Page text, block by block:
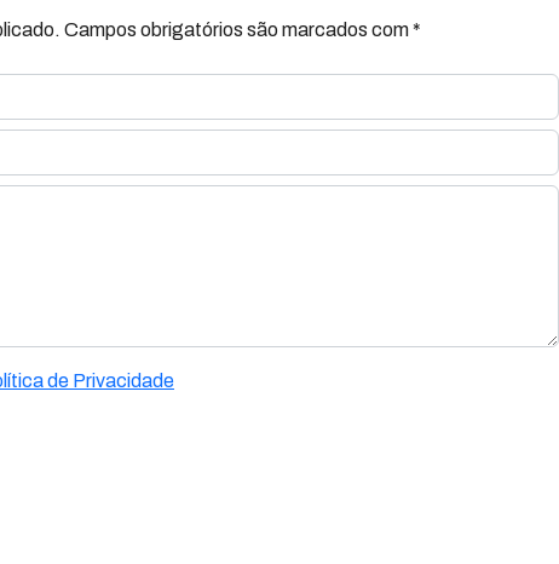
Campos obrigatórios são marcados com *
de Privacidade